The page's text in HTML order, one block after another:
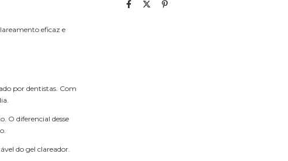
eficaz e
por dentistas. Com
O diferencial desse
do gel clareador.